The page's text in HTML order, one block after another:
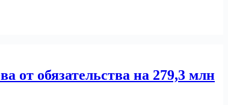
от обязательства на 279,3 млн